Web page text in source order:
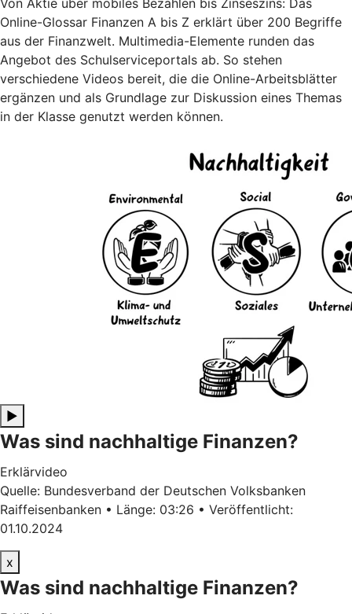
Online-Glossar Finanzen A bis Z erklärt über 200 Begriffe
aus der Finanzwelt. Multimedia-Elemente runden das
Angebot des Schulserviceportals ab. So stehen
verschiedene Videos bereit, die die Online-Arbeitsblätter
ergänzen und als Grundlage zur Diskussion eines Themas
in der Klasse genutzt werden können.
▶
Was sind nachhaltige Finanzen?
Erklärvideo
Quelle: Bundesverband der Deutschen Volksbanken
Raiffeisenbanken • Länge: 03:26 • Veröffentlicht:
01.10.2024
x
Was sind nachhaltige Finanzen?